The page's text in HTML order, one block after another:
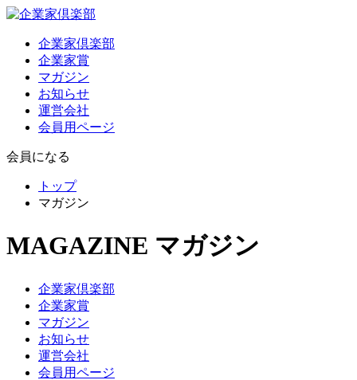
企業家倶楽部
企業家賞
マガジン
お知らせ
運営会社
会員用ページ
会員になる
トップ
マガジン
MAGAZINE マガジン
企業家倶楽部
企業家賞
マガジン
お知らせ
運営会社
会員用ページ